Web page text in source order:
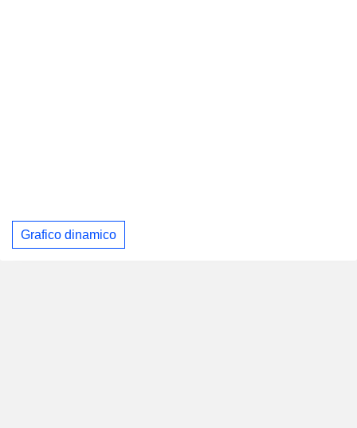
Grafico dinamico